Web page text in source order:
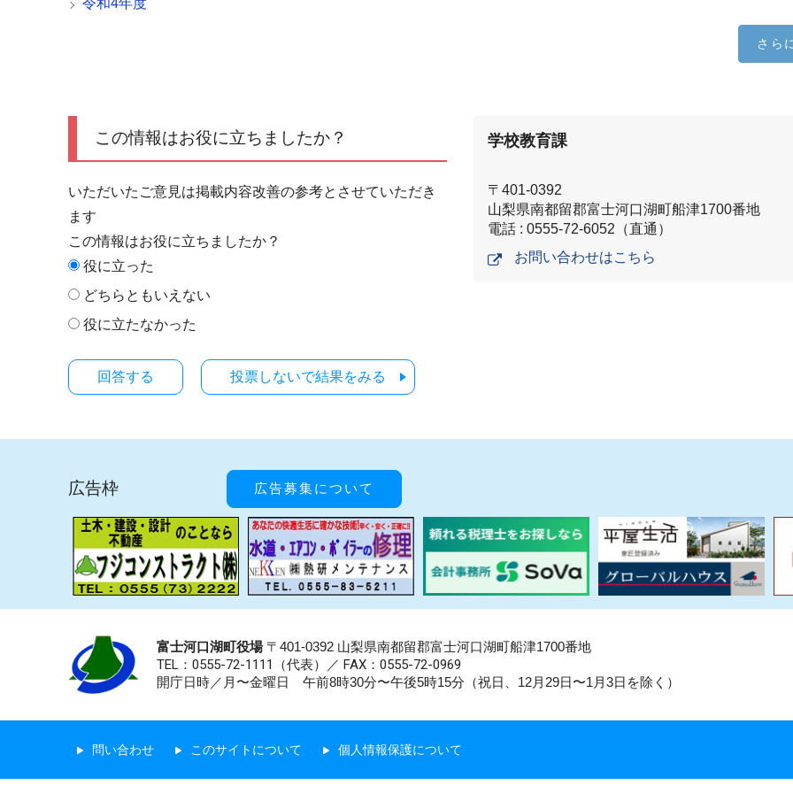
令和4年度
さら
この情報はお役に立ちましたか？
いただいたご意見は掲載内容改善の参考とさせていただき
ます
この情報はお役に立ちましたか？
役に立った
どちらともいえない
役に立たなかった
投票しないで結果をみる
学校教育課
〒401-0392
山梨県南都留郡富士河口湖町船津1700番地
電話 : 0555-72-6052（直通）
お問い合わせはこちら
広告枠 広告募集について
富士河口湖町役場〒401-0392 山梨県南都留郡富士河口湖町船津1700番地
TEL：0555-72-1111 （代表）／ FAX：0555-72-0969
開庁日時／月〜金曜日 午前8時30分〜午後5時15分（祝日、12月29日〜1月3日を除く）
問い合わせ このサイトについて 個人情報保護について